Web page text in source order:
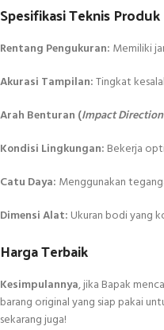
Spesifikasi Teknis Produk
Rentang Pengukuran: Memiliki
Akurasi Tampilan:Tingkat
Arah Benturan (Impact
Kondisi Lingkungan: Bekerja
Catu Daya: Menggunakan
Dimensi Alat: Ukuran bodi yang
Harga Terbaik
Kesimpulannya, jika Bapak
barang original yang siap pakai
sekarang juga!